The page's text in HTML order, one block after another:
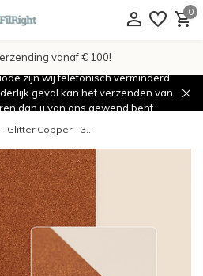
0
vanaf € 100!
zijn wij telefonisch verminderd
geval kan het verzenden van
dan u van ons gewend bent.
Glitter Copper - 3...